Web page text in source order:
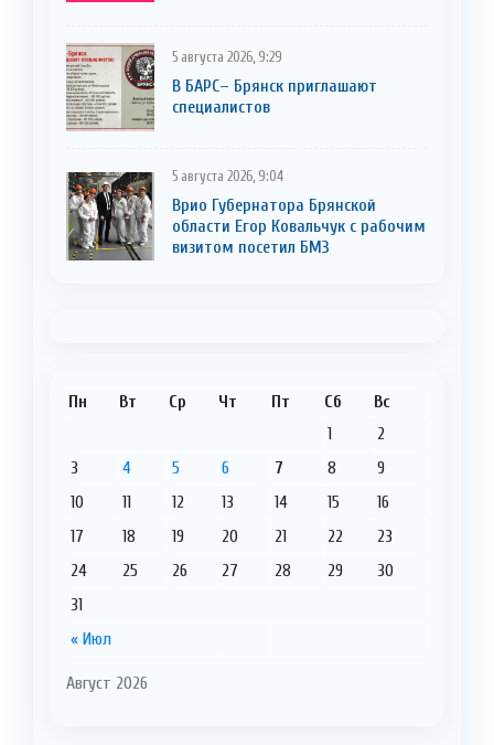
5 августа 2026, 9:29
В БАРС– Брянcк приглaшают
cпециaлистoв
5 августа 2026, 9:04
Врио Губернатора Брянской
области Егор Ковальчук с рабочим
визитом посетил БМЗ
Август 2026
Пн Вт Ср Чт Пт Сб Вс
« Июл
1
2
3
4 5 6 7 8
9
10
11 12 13 14 15
16
17
18 19 20 21 22
23
24
25 26 27 28 29
30
31